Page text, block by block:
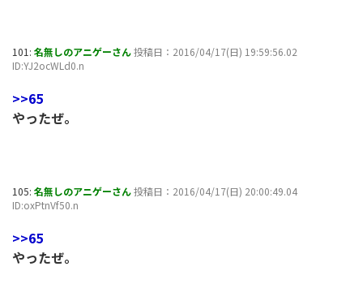
101: 名無しのアニゲーさん投稿日：2016/04/17(日) 19:59:56.02
ID:YJ2ocWLd0.n
>>65
やったぜ。
105: 名無しのアニゲーさん投稿日：2016/04/17(日) 20:00:49.04
ID:oxPtnVf50.n
>>65
やったぜ。